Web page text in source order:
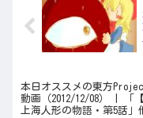
本日オススメの東方
動画（2012/12/08） | 「
上海人形の物語・第5話」